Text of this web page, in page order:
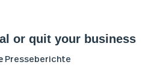
or quit your business
Presseberichte